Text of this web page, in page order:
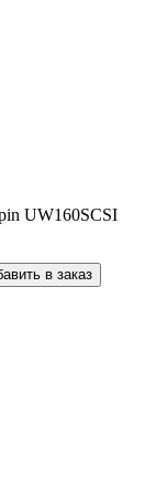
UW160SCSI